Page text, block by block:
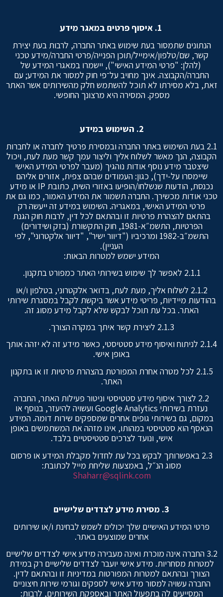
1. איסוף פרטים במאגר מידע
הנתונים שתמסור בעת שימוש באתר החברה, לרבות בעת יצירת
קשר, שם/טלפון/אימייל/תוכן הפנייה/פרטי החברה/מידע טכני
(להלן: "פרטי המידע האישי"), יישמרו במאגרי המידע של
החברה/הקבוצה. אינך מחויב על־פי חוק למסור את המידע; עם
זאת, בלא מסירתו לא תוכל להשתמש חלק מהשירותים אשר האתר
מספק. המסירה היא מרצונך החופשי.
2. השימוש במידע
2.1 בעת השימוש באתר החברה ובמסירת פרטיך לחברה או לחברות
הקבוצה, הנך מאשר לשלוח אליך וליצור עמך קשר מעת לעת, ויכול
שיצטבר מידע נוסף אודות נוהגיך (מעבר לפרטי המידע האישי
שיימסרו על-ידך), כגון: העמודים שבהם צפית, אזורים אליהם
נכנסת, הודעות שנשלחו/הופיעו באזורי השיח, כתובת IP או מידע
טכני אודות מכשירך. החברה תשמור את המידע האמור, כמו גם את
פרטי המידע האישי, במאגריה. השימוש במידע זה ייעשה רק
בהתאם להצהרת פרטיות זו ובהתאם לכל דין, לרבות חוק הגנת
הפרטיות, התשמ״א-1981, חוק התקשורת (בזק ושידורים)
התשמ״ב-1982 ומרכיביו ("דיוור ישיר", "דיוור אלקטרוני", לפי
העניין).
המידע ישמש למטרות הבאות:
2.1.1 לאפשר לך שימוש בשירותי האתר כמפורט בתקנון.
2.1.2 לשלוח אליך, מעת לעת, בדואר אלקטרוני, בטלפון ו/או
בהודעות מיידיות, פריטי מידע אשר ביקשת לקבל במסגרת שירותי
האתר. בכל עת תוכל לבקש שלא לקבל מידע מסוג זה.
2.1.3 ליצירת קשר איתך במקרה הצורך.
2.1.4 לניתוח ואיסוף מידע סטטיסטי, כאשר מידע זה לא יזהה אותך
באופן אישי.
2.1.5 לכל מטרה אחרת המפורטת בהצהרת פרטיות זו או בתקנון
האתר.
2.2 לצורך איסוף מידע סטטיסטי וניטור פעילות האתר, החברה
נעזרת בשירותי Google Analytics ועשויה להיעזר, בנוסף או
במקום, גם בשירותי גופים אחרים שמספקים שירות דומה. המידע
הנאסף הוא סטטיסטי במהותו, אינו מזהה את המשתמשים באופן
אישי, ונועד לצרכים סטטיסטיים בלבד.
2.3 באפשרותך לבקש בכל עת לחדול מקבלת המידע או פרסום
מסוג הנ״ל, באמצעות שליחת מייל לכתובת:
Shaharr@sqlink.com
3. מסירת מידע לצדדים שלישיים
פרטי המידע האישיים שלך יכולים לשמש לבחינת ו/או שירותים
אחרים שמוצעים באתר.
3.2 החברה אינה מוכרת ואינה מעבירה מידע אישי לצדדים שלישיים
למטרות מסחריות. מידע אישי יועבר לצדדים שלישיים רק במידת
הצורך ובהתאם למטרות המפורטות במדיניות זו ובהתאם לדין.
החברה עשויה למסור מידע אישי לספקים וגורמי שירות חיצוניים
המסייעים לה בתפעול האתר ובאספקת השירותים, לרבות: